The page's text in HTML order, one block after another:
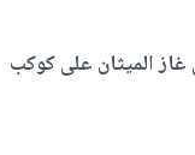
غاز الميثان على كوكب